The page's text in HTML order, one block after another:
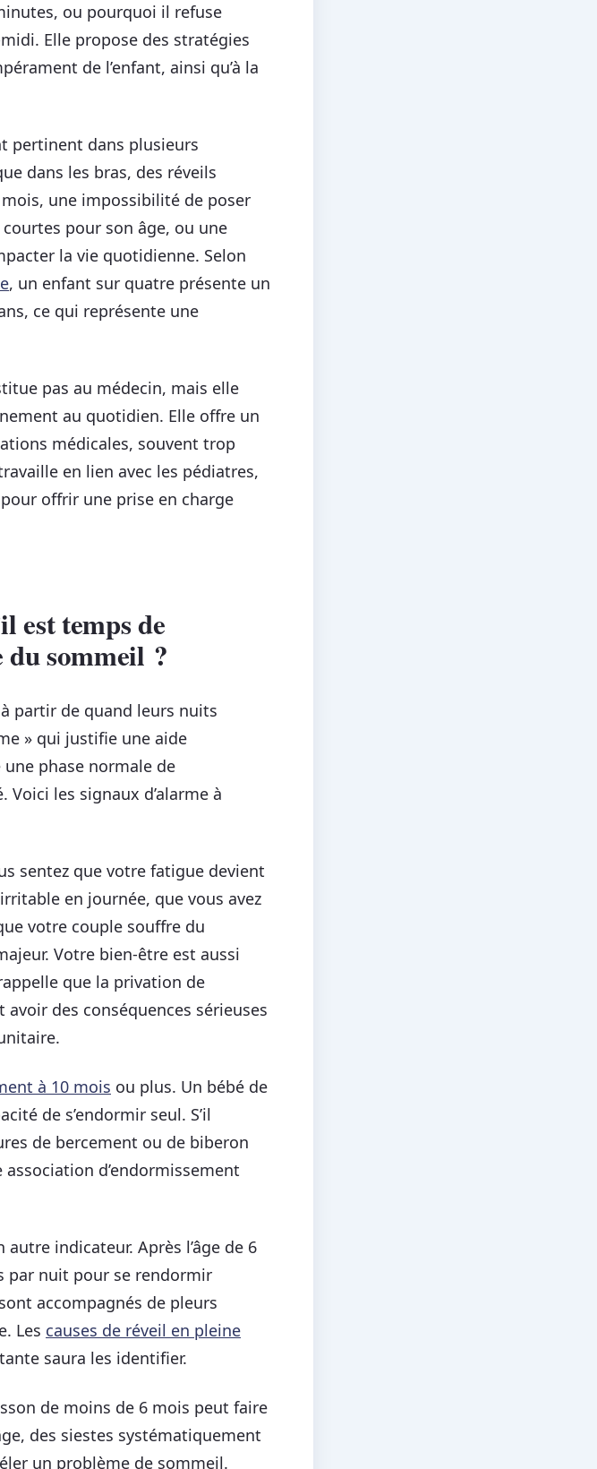
ou pourquoi il refuse
Elle propose des stratégies
de l’enfant, ainsi qu’à la
pertinent dans plusieurs
dans les bras, des réveils
une impossibilité de poser
pour son âge, ou une
la vie quotidienne. Selon
, un enfant sur quatre présente un
ce qui représente une
pas au médecin, mais elle
au quotidien. Elle offre un
médicales, souvent trop
en lien avec les pédiatres,
offrir une prise en charge
est temps de
du sommeil ?
partir de quand leurs nuits
» qui justifie une aide
phase normale de
les signaux d’alarme à
sentez que votre fatigue devient
en journée, que vous avez
votre couple souffre du
Votre bien-être est aussi
que la privation de
des conséquences sérieuses
à 10 mois ou plus. Un bébé de
de s’endormir seul. S’il
de bercement ou de biberon
d’endormissement
indicateur. Après l’âge de 6
par nuit pour se rendormir
accompagnés de pleurs
Les causes de réveil en pleine
saura les identifier.
de moins de 6 mois peut faire
des siestes systématiquement
un problème de sommeil.